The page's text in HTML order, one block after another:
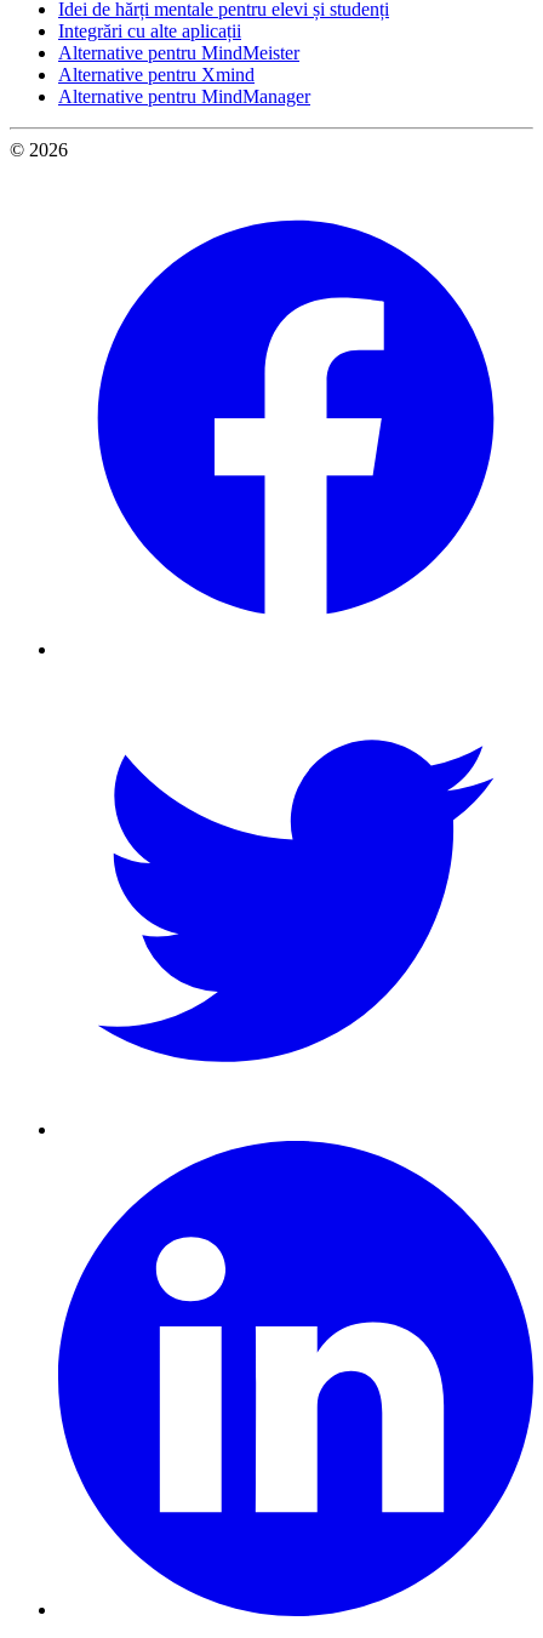
Idei de hărți mentale pentru elevi și studenți
Integrări cu alte aplicații
Alternative pentru MindMeister
Alternative pentru Xmind
Alternative pentru MindManager
© 2026